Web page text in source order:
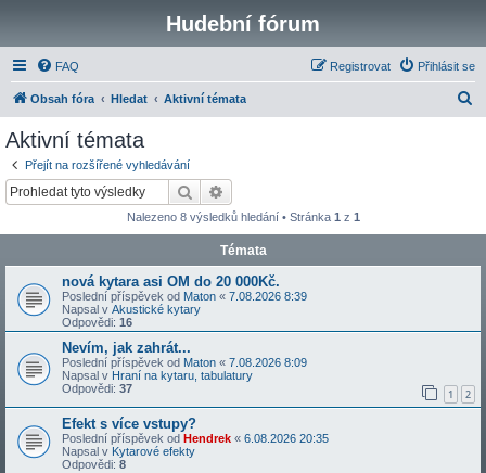
Hudební fórum
FAQ Přihlásit se
Registrovat
Obsah fóra Hledat Aktivní témata
Aktivní témata
Přejít na rozšířené vyhledávání
Hledat
Nalezeno 8 výsledků hledání • Stránka 1 z 1
Témata
nová kytara asi OM do 20 000Kč.
Poslední příspěvek od Maton « 7.08.2026 8:39
Napsal v Akustické kytary
Odpovědi: 16
Nevím, jak zahrát...
Poslední příspěvek od Maton « 7.08.2026 8:09
Napsal v Hraní na kytaru, tabulatury
Odpovědi: 37 1 2
Efekt s více vstupy?
Poslední příspěvek od Hendrek « 6.08.2026 20:35
Napsal v Kytarové efekty
Odpovědi: 8